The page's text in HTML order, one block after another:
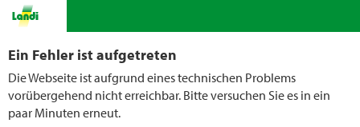
Ein Fehler ist aufgetreten
Die Webseite ist aufgrund eines technischen Problems
vorübergehend nicht erreichbar. Bitte versuchen Sie es in ein
paar Minuten erneut.